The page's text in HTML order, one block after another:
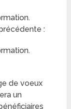
:
de voeux
un